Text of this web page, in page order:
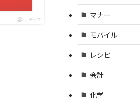
ポチップ
マナー
モバイル
レシピ
会計
化学